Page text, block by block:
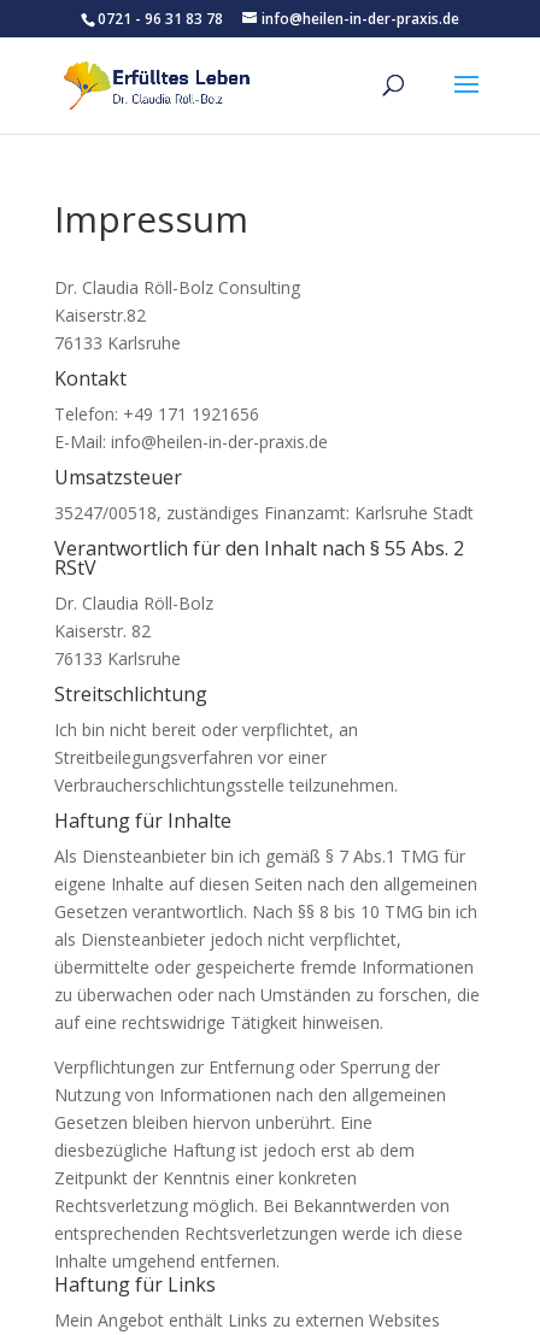
0721 - 96 31 83 78 info@heilen-in-der-praxis.de
Impressum
Dr. Claudia Röll-Bolz Consulting
Kaiserstr.82
76133 Karlsruhe
Kontakt
Telefon: +49 171 1921656
E-Mail: info@heilen-in-der-praxis.de
Umsatzsteuer
35247/00518, zuständiges Finanzamt: Karlsruhe Stadt
Verantwortlich für den Inhalt nach § 55 Abs. 2
RStV
Dr. Claudia Röll-Bolz
Kaiserstr. 82
76133 Karlsruhe
Streitschlichtung
Ich bin nicht bereit oder verpflichtet, an
Streitbeilegungsverfahren vor einer
Verbraucherschlichtungsstelle teilzunehmen.
Haftung für Inhalte
Als Diensteanbieter bin ich gemäß § 7 Abs.1 TMG für
eigene Inhalte auf diesen Seiten nach den allgemeinen
Gesetzen verantwortlich. Nach §§ 8 bis 10 TMG bin ich
als Diensteanbieter jedoch nicht verpflichtet,
übermittelte oder gespeicherte fremde Informationen
zu überwachen oder nach Umständen zu forschen, die
auf eine rechtswidrige Tätigkeit hinweisen.
Verpflichtungen zur Entfernung oder Sperrung der
Nutzung von Informationen nach den allgemeinen
Gesetzen bleiben hiervon unberührt. Eine
diesbezügliche Haftung ist jedoch erst ab dem
Zeitpunkt der Kenntnis einer konkreten
Rechtsverletzung möglich. Bei Bekanntwerden von
entsprechenden Rechtsverletzungen werde ich diese
Inhalte umgehend entfernen.
Haftung für Links
Mein Angebot enthält Links zu externen Websites